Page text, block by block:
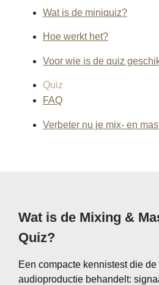
Wat is de miniquiz?
Hoe werkt het?
Voor wie is de quiz
Quiz
FAQ
Verbeter nu je mix- en
Wat is de Mixing &
Quiz?
Een compacte kennistest die
audioproductie behandelt: